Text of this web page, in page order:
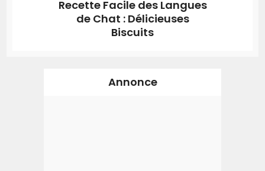
Recette Facile des Langues
de Chat : Délicieuses
Biscuits
Annonce